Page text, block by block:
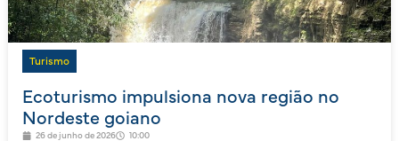
Turismo
Ecoturismo impulsiona nova região no
Nordeste goiano
26 de junho de 2026 10:00